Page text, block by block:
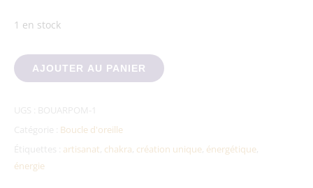
1 en stock
quantité de Boucles d’Oreilles Aromathérapie – Modèle
AJOUTER AU PANIER
UGS :
BOUARPOM-1
Catégorie : Boucle d'oreille
artisanat chakra création unique énergétique
énergie